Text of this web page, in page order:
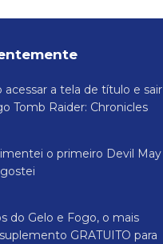
acessar a tela de título e sair
Tomb Raider: Chronicles
o primeiro Devil May
do Gelo e Fogo, o mais
GRATUITO para